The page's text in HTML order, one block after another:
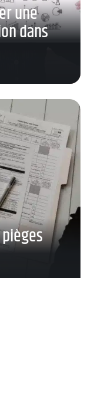
une
dans